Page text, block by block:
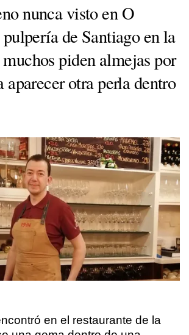
nunca visto en O
de Santiago en la
piden almejas por
aparecer otra perla dentro
en el restaurante de la